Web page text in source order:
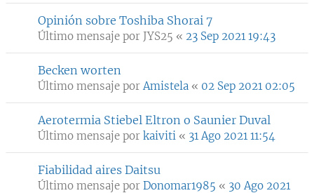
Opinión sobre Toshiba Shorai 7
Último mensaje por JYS25 « 23 Sep 2021 19:43
Becken worten
Último mensaje porAmistela « 02 Sep 2021 02:05
Aerotermia Stiebel Eltron o Saunier Duval
Último mensaje por kaiviti « 31 Ago 2021 11:54
Fiabilidad aires Daitsu
Último mensaje por Donomar1985 « 30 Ago 2021